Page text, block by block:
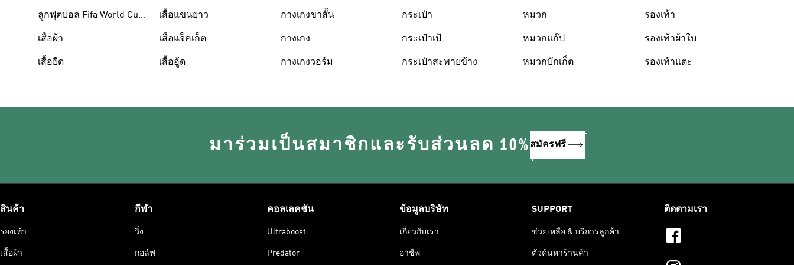
ลูกฟุตบอล Fifa World Cup
เสื้อผ้า
เสื้อยืด
เสื้อแขนยาว
เสื้อแจ็คเก็ต
เสื้อฮู้ด
กางเกงขาสั้น
กางเกง
กางเกงวอร์ม
กระเป๋า
กระเป๋าเป้
กระเป๋าสะพายข้าง
หมวก
หมวกแก๊ป
หมวกบักเก็ต
รองเท้า
รองเท้าผ้าใบ
รองเท้าแตะ
มาร่วมเป็นสมาชิกและรับส่วนลด 10% สมัครฟรี
สินค้า
รองเท้า
เสื้อผ้า
กีฬา
วิ่ง
กอล์ฟ
คอลเลคชัน
Ultraboost
Predator
ข้อมูลบริษัท
เกี่ยวกับเรา
อาชีพ
SUPPORT
ช่วยเหลือ & บริการลูกค้า
ตัวค้นหาร้านค้า
ติดตามเรา